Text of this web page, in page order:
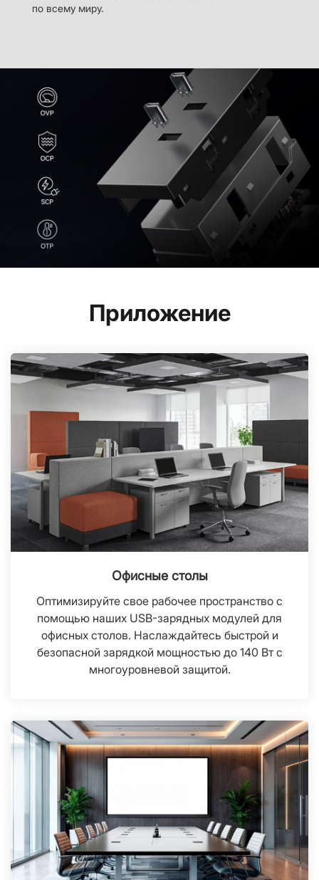
по всему миру.
Приложение
Офисные столы
Оптимизируйте свое рабочее пространство с
помощью наших USB-зарядных модулей для
офисных столов. Наслаждайтесь быстрой и
безопасной зарядкой мощностью до 140 Вт с
многоуровневой защитой.